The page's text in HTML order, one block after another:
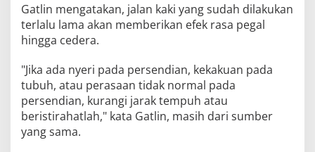
Gatlin mengatakan, jalan kaki yang sudah dilakukan
terlalu lama akan memberikan efek rasa pegal
hingga cedera.
"Jika ada nyeri pada persendian, kekakuan pada
tubuh, atau perasaan tidak normal pada
persendian, kurangi jarak tempuh atau
beristirahatlah," kata Gatlin, masih dari sumber
yang sama.